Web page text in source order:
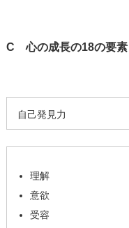
C 心の成長の18の要素
自己発見力
理解
意欲
受容